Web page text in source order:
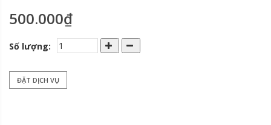
500.000₫
Số lượng:
ĐẶT DỊCH VỤ